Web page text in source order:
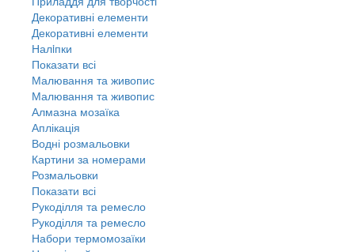
Декоративні елементи
Декоративні елементи
Налiпки
Показати всі
Малювання та живопис
Малювання та живопис
Алмазна мозаїка
Аплікація
Водні розмальовки
Картини за номерами
Розмальовки
Показати всі
Рукоділля та ремесло
Рукоділля та ремесло
Набори термомозаїки